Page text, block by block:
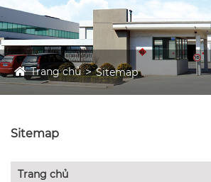
Trang chủ Sitemap
Sitemap
Trang chủ